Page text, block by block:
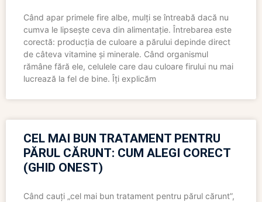
Când apar primele fire albe, mulți se întreabă dacă nu
cumva le lipsește ceva din alimentație. Întrebarea este
corectă: producția de culoare a părului depinde direct
de câteva vitamine și minerale. Când organismul
rămâne fără ele, celulele care dau culoare firului nu mai
lucrează la fel de bine. Îți explicăm
CEL MAI BUN TRATAMENT PENTRU
PĂRUL CĂRUNT: CUM ALEGI CORECT
(GHID ONEST)
Când cauți „cel mai bun tratament pentru părul cărunt”,